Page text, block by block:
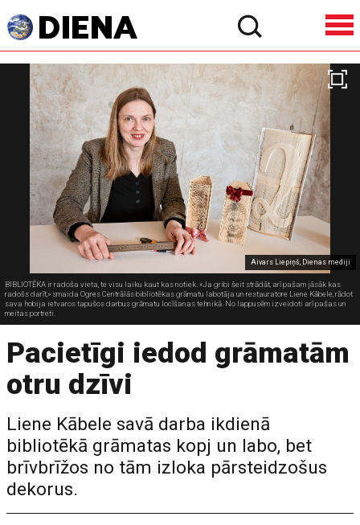
Aivars Liepiņš, Dienas mediji
BIBLIOTĒKA ir radoša vieta, te visu laiku kaut kas notiek. «Ja gribi šeit strādāt, arī pašam jāsāk kas
radošs darīt,» smaida Ogres Centrālās bibliotēkas grāmatu labotāja un restauratore Liene Kābele, rādot
sava hobija ietvaros tapušos darbus grāmatu locīšanas tehnikā. No lappusēm izveidoti arī pašas un
meitas portreti.
Pacietīgi iedod grāmatām
otru dzīvi
Liene Kābele savā darba ikdienā
bibliotēkā grāmatas kopj un labo, bet
brīvbrīžos no tām izloka pārsteidzošus
dekorus.